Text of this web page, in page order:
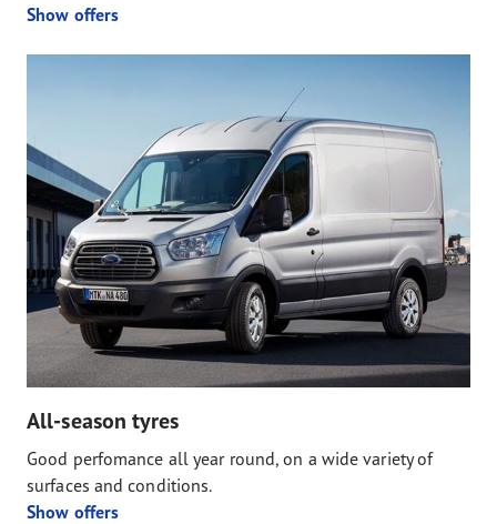
Show offers
All-season tyres
Good perfomance all year round, on a wide variety of
surfaces and conditions.
Show offers